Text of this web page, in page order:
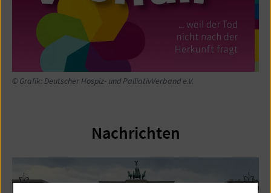
© Grafik: Deutscher Hospiz- und PalliativVerband e.V.
Nachrichten